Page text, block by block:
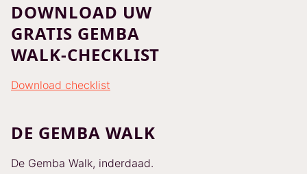
DOWNLOAD UW
GRATIS GEMBA
WALK-CHECKLIST
Download checklist
DE GEMBA WALK
De Gemba Walk, inderdaad.